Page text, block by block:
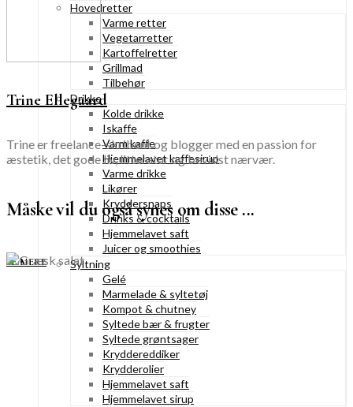
Hovedretter
Varme retter
Vegetarretter
Kartoffelretter
Grillmad
Tilbehør
Drikke
Kolde drikke
Iskaffe
Varm kaffe
Hjemmelavet kaffesirup
Varme drikke
Likører
Kryddersnaps
Drinks & cocktails
Hjemmelavet saft
Juicer og smoothies
Syltning
Gelé
Marmelade & syltetøj
Kompot & chutney
Syltede bær & frugter
Syltede grøntsager
Kryddereddiker
Krydderolier
Hjemmelavet saft
Hjemmelavet sirup
Trine Ellegaard
Trine er freelance-skribent og blogger med en passion for
æstetik, det gode liv, litteratur og bevidst nærvær.
Måske vil du også synes om disse ...
SE MERE